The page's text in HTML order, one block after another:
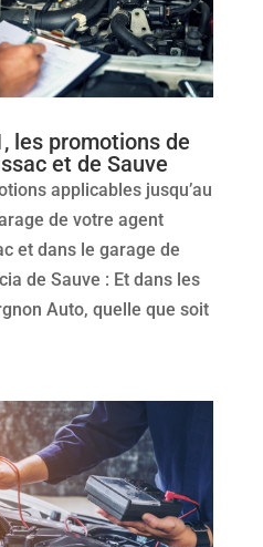
les promotions de
et de Sauve
applicables jusqu’au
de votre agent
et dans le garage de
de Sauve : Et dans les
Auto, quelle que soit